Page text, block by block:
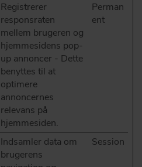
Registrerer
responsraten
mellem brugeren og
hjemmesidens pop-
up annoncer - Dette
benyttes til at
optimere
annoncernes
relevans på
hjemmesiden.
Perman
ent
Indsamler data om
brugerens
Session